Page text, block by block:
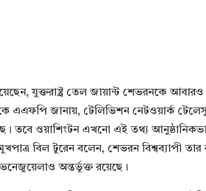
যুক্তরাষ্ট্র তেল জায়ান্ট শেভরনকে
এএফপি জানায়, টেলিভিশন নেটওয়ার্ক
তবে ওয়াশিংটন এখনো এই তথ্য
বিল টুরেন বলেন, শেভরন বিশ্বব্যাপী
অন্তর্ভুক্ত রয়েছে।